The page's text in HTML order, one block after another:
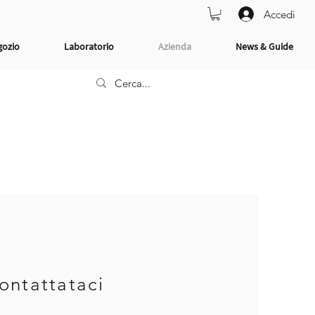
Accedi
Laboratorio Azienda News & Guide